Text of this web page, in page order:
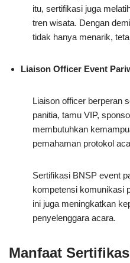
itu, sertifikasi juga
tren wisata. Dengan
tidak hanya menarik,
Liaison Officer Event
Liaison officer berperan
panitia, tamu VIP,
membutuhkan
pemahaman protokol
Sertifikasi BNSP event
kompetensi komunikasi
ini juga meningkatkan
penyelenggara acara.
Manfaat